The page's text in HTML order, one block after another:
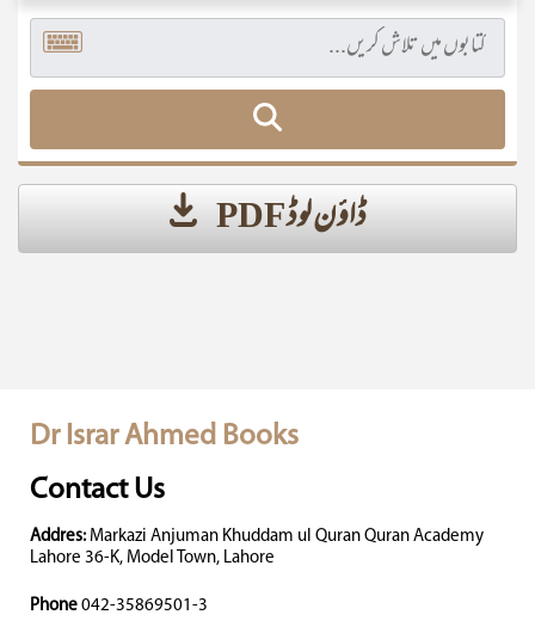
ڈاؤن لوڈ PDF
Dr Israr Ahmed Books
Contact Us
Addres: Markazi Anjuman Khuddam ul Quran Quran Academy
Lahore 36-K, Model Town, Lahore
Phone 042-35869501-3